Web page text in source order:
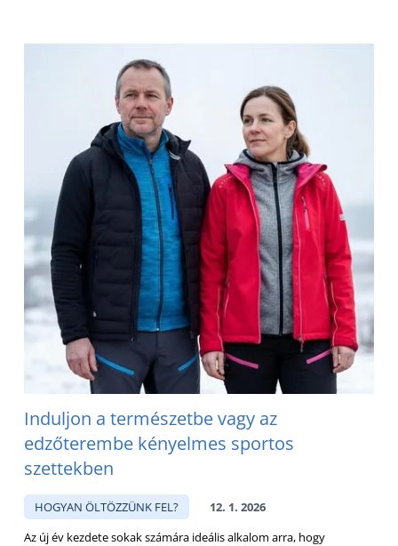
Induljon a természetbe vagy az
edzőterembe kényelmes sportos
szettekben
HOGYAN ÖLTÖZZÜNK FEL?
12. 1. 2026
Az új év kezdete sokak számára ideális alkalom arra, hogy